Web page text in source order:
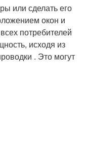
или сделать его
окон и
потребителей
исходя из
. Это могут